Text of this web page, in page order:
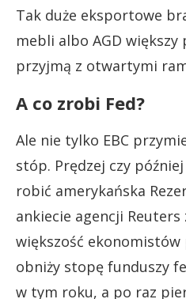
Tak duże eksportowe
mebli albo AGD
przyjmą z otwartymi
A co zrobi Fed?
Ale nie tylko EBC
stóp. Prędzej czy
robić amerykańska
ankiecie agencji Reuters
większość ekonomistów
obniży stopę funduszy
w tym roku, a po raz